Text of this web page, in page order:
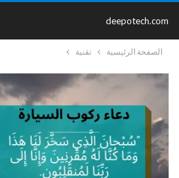
deepotech.com
الصفحة الرئيسية تقنية